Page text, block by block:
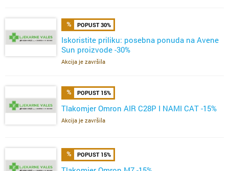
POPUST 30%
Iskoristite priliku: posebna ponuda na Avene
Sun proizvode -30%
Akcija je završila
POPUST 15%
Tlakomjer Omron AIR C28P I NAMI CAT -15%
Akcija je završila
POPUST 15%